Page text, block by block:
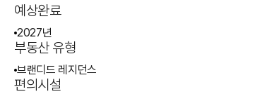
예상완료
2027년
부동산 유형
브랜디드 레지던스
편의시설